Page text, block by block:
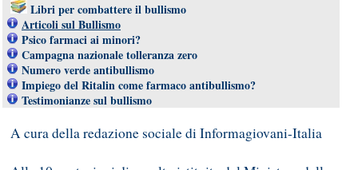
Libri per combattere il bullismo
Articoli sul Bullismo
Psico farmaci ai minori?
Campagna nazionale tolleranza zero
Numero verde antibullismo
Impiego del Ritalin come farmaco antibullismo?
Testimonianze sul bullismo
A cura della redazione sociale di Informagiovani-Italia